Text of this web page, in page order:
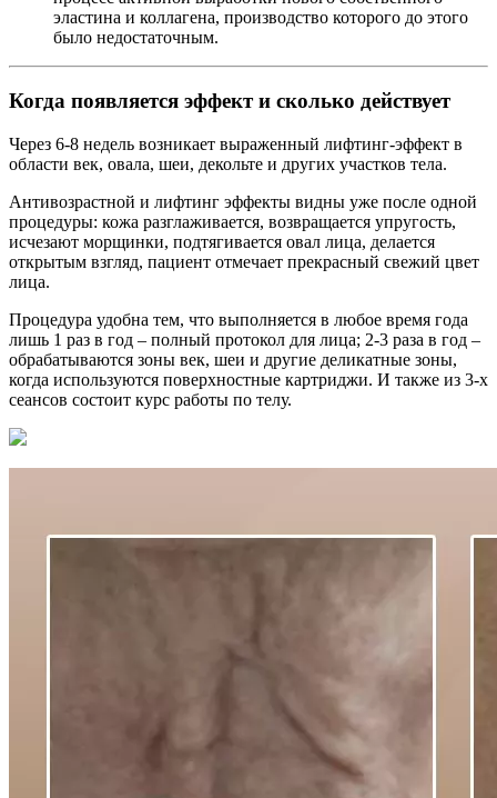
эластина и коллагена, производство которого до этого
было недостаточным.
Когда появляется эффект и сколько действует
Через 6-8 недель возникает выраженный лифтинг-эффект в
области век, овала, шеи, декольте и других участков тела.
Антивозрастной и лифтинг эффекты видны уже после одной
процедуры: кожа разглаживается, возвращается упругость,
исчезают морщинки, подтягивается овал лица, делается
открытым взгляд, пациент отмечает прекрасный свежий цвет
лица.
Процедура удобна тем, что выполняется в любое время года
лишь 1 раз в год – полный протокол для лица; 2-3 раза в год –
обрабатываются зоны век, шеи и другие деликатные зоны,
когда используются поверхностные картриджи. И также из 3-х
сеансов состоит курс работы по телу.